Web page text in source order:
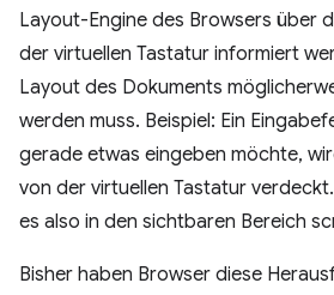
Layout-Engine des Browsers über
der virtuellen Tastatur informiert
Layout des Dokuments
werden muss. Beispiel: Ein
gerade etwas eingeben möchte,
von der virtuellen Tastatur
es also in den sichtbaren Bereich
Bisher haben Browser diese